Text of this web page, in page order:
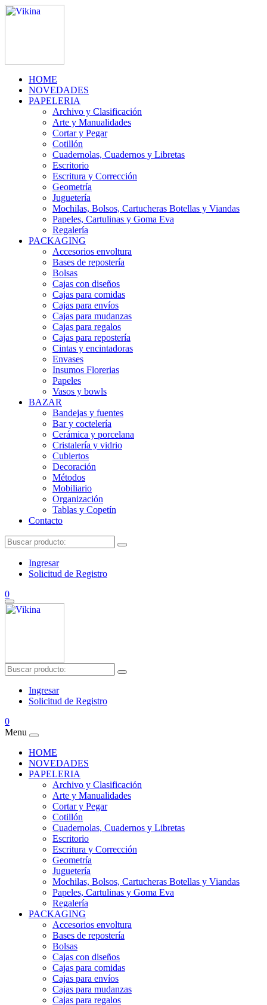
HOME
NOVEDADES
PAPELERIA
Archivo y Clasificación
Arte y Manualidades
Cortar y Pegar
Cotillón
Cuadernolas, Cuadernos y Libretas
Escritorio
Escritura y Corrección
Geometría
Juguetería
Mochilas, Bolsos, Cartucheras Botellas y Viandas
Papeles, Cartulinas y Goma Eva
Regalería
PACKAGING
Accesorios envoltura
Bases de repostería
Bolsas
Cajas con diseños
Cajas para comidas
Cajas para envíos
Cajas para mudanzas
Cajas para regalos
Cajas para repostería
Cintas y encintadoras
Envases
Insumos Florerias
Papeles
Vasos y bowls
BAZAR
Bandejas y fuentes
Bar y coctelería
Cerámica y porcelana
Cristalería y vidrio
Cubiertos
Decoración
Métodos
Mobiliario
Organización
Tablas y Copetín
Contacto
Ingresar
Solicitud de Registro
0
Ingresar
Solicitud de Registro
0
Menu
HOME
NOVEDADES
PAPELERIA
Archivo y Clasificación
Arte y Manualidades
Cortar y Pegar
Cotillón
Cuadernolas, Cuadernos y Libretas
Escritorio
Escritura y Corrección
Geometría
Juguetería
Mochilas, Bolsos, Cartucheras Botellas y Viandas
Papeles, Cartulinas y Goma Eva
Regalería
PACKAGING
Accesorios envoltura
Bases de repostería
Bolsas
Cajas con diseños
Cajas para comidas
Cajas para envíos
Cajas para mudanzas
Cajas para regalos